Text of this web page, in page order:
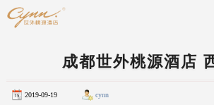
成都世外桃源酒店
2019-09-19 cynn